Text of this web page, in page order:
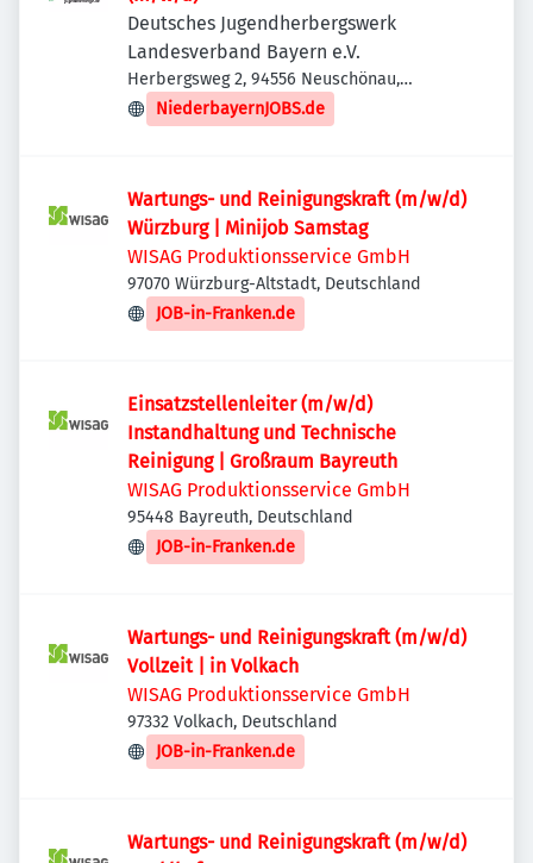
Deutsches Jugendherbergswerk
Landesverband Bayern e.V.
Herbergsweg 2, 94556 Neuschönau,
Deutschland
NiederbayernJOBS.de
Wartungs- und Reinigungskraft (m/w/d)
Würzburg | Minijob Samstag
WISAG Produktionsservice GmbH
97070 Würzburg-Altstadt, Deutschland
JOB-in-Franken.de
Einsatzstellenleiter (m/w/d)
Instandhaltung und Technische
Reinigung | Großraum Bayreuth
WISAG Produktionsservice GmbH
95448 Bayreuth, Deutschland
JOB-in-Franken.de
Wartungs- und Reinigungskraft (m/w/d)
Vollzeit | in Volkach
WISAG Produktionsservice GmbH
97332 Volkach, Deutschland
JOB-in-Franken.de
Wartungs- und Reinigungskraft (m/w/d)